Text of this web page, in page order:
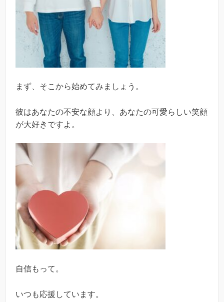
まず、そこから始めてみましょう。
彼はあなたの不安な顔より、あなたの可愛らしい笑顔
が大好きですよ。
自信もって。
いつも応援しています。